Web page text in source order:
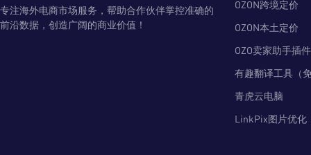
专注海外电商市场服务，帮助合作伙伴掌控准确的
前沿数据，创造广阔的商业价值！
OZON跨境定价
OZON本土定价
OZO卖家助手插件
有趣翻译工具（
青虎云电脑
LinkPix图片优化